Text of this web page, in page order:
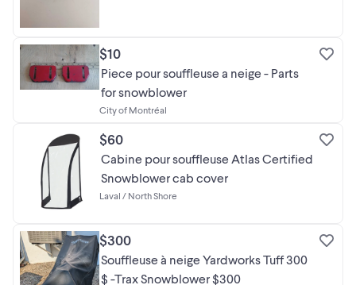
$10
Piece pour souffleuse a neige - Parts
for snowblower
City of Montréal
$60
Cabine pour souffleuse Atlas Certified
Snowblower cab cover
Laval / North Shore
$300
Souffleuse à neige Yardworks Tuff 300
$ -Trax Snowblower $300